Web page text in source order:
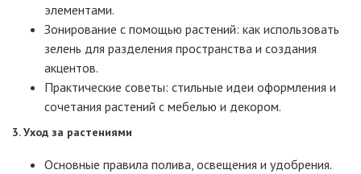
элементами.
Зонирование с помощью растений: как использовать
зелень для разделения пространства и создания
акцентов.
Практические советы: стильные идеи оформления и
сочетания растений с мебелью и декором.
3. Уход за растениями
Основные правила полива, освещения и удобрения.